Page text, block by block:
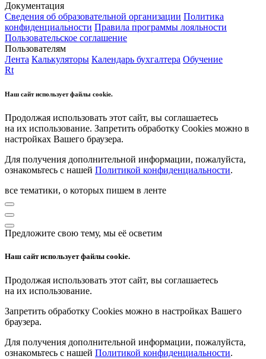
Документация
Сведения об образовательной организации Политика
конфиденциальности Правила программы лояльности
Пользовательское соглашение
Пользователям
Лента Калькуляторы Календарь бухгалтера Обучение
Rt
Наш сайт использует файлы cookie.
Продолжая использовать этот сайт, вы соглашаетесь
на их использование. Запретить обработку Cookies можно в
настройках Вашего браузера.
Для получения дополнительной информации, пожалуйста,
ознакомьтесь с нашей Политикой конфиденциальности.
все тематики, о которых пишем в ленте
Предложите свою тему, мы её осветим
Наш сайт использует файлы cookie.
Продолжая использовать этот сайт, вы соглашаетесь
на их использование.
Запретить обработку Cookies можно в настройках Вашего
браузера.
Для получения дополнительной информации, пожалуйста,
ознакомьтесь с нашей Политикой конфиденциальности.